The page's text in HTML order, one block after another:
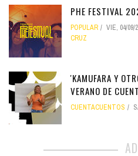
PHE FESTIVAL
POPULAR VIE, 04/09/
CRUZ
'KAMUFARA Y
VERANO DE
CUENTACUENTOS
AD